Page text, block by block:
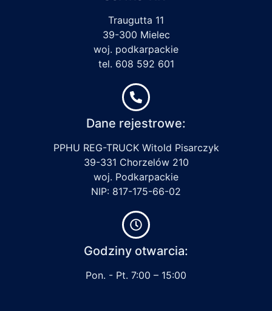
Traugutta 11
39-300 Mielec
woj. podkarpackie
tel. 608 592 601
Dane rejestrowe:
PPHU REG-TRUCK Witold Pisarczyk
39-331 Chorzelów 210
woj. Podkarpackie
NIP: 817-175-66-02
Godziny otwarcia:
Pon. - Pt. 7:00 – 15:00